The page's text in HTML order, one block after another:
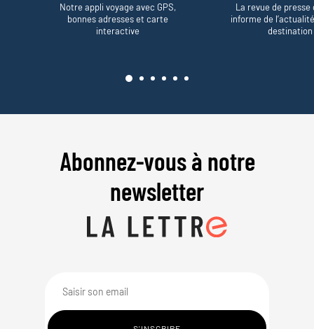
Notre appli voyage avec GPS,
bonnes adresses et carte
interactive
La revue de presse
informe de
destination
Abonnez-vous à notre
newsletter